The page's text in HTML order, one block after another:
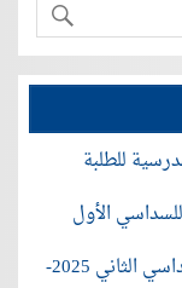
للطلبة
الأول
رزنامة امتحانات الدورة الاستدراكية للسداسي الثاني 2025-